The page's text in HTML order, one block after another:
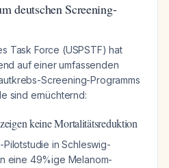
deutschen Screening-
Task Force (USPSTF) hat
auf einer umfassenden
Screening-Programms
sind ernüchternd:
keine Mortalitätsreduktion
Pilotstudie in Schleswig-
eine 49%ige Melanom-